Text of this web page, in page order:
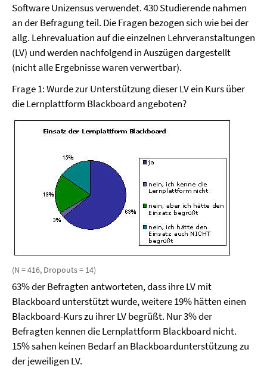
Software Unizensus verwendet. 430 Studierende nahmen
an der Befragung teil. Die Fragen bezogen sich wie bei der
allg. Lehrevaluation auf die einzelnen Lehrveranstaltungen
(LV) und werden nachfolgend in Auszügen dargestellt
(nicht alle Ergebnisse waren verwertbar).
Frage 1: Wurde zur Unterstützung dieser LV ein Kurs über
die Lernplattform Blackboard angeboten?
(N = 416, Dropouts = 14)
63% der Befragten antworteten, dass ihre LV mit
Blackboard unterstützt wurde, weitere 19% hätten einen
Blackboard-Kurs zu ihrer LV begrüßt. Nur 3% der
Befragten kennen die Lernplattform Blackboard nicht.
15% sahen keinen Bedarf an Blackboardunterstützung zu
der jeweiligen LV.